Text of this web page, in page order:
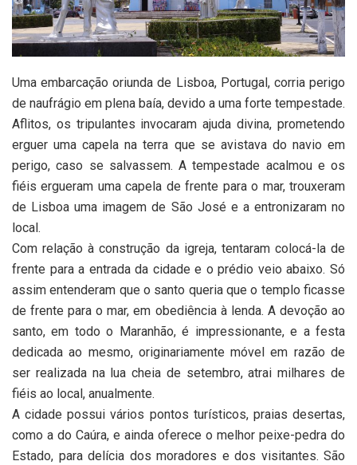
Uma embarcação oriunda de Lisboa, Portugal, corria perigo
de naufrágio em plena baía, devido a uma forte tempestade.
Aflitos, os tripulantes invocaram ajuda divina, prometendo
erguer uma capela na terra que se avistava do navio em
perigo, caso se salvassem. A tempestade acalmou e os
fiéis ergueram uma capela de frente para o mar, trouxeram
de Lisboa uma imagem de São José e a entronizaram no
local.
Com relação à construção da igreja, tentaram colocá-la de
frente para a entrada da cidade e o prédio veio abaixo. Só
assim entenderam que o santo queria que o templo ficasse
de frente para o mar, em obediência à lenda. A devoção ao
santo, em todo o Maranhão, é impressionante, e a festa
dedicada ao mesmo, originariamente móvel em razão de
ser realizada na lua cheia de setembro, atrai milhares de
fiéis ao local, anualmente.
A cidade possui vários pontos turísticos, praias desertas,
como a do Caúra, e ainda oferece o melhor peixe-pedra do
Estado, para delícia dos moradores e dos visitantes. São